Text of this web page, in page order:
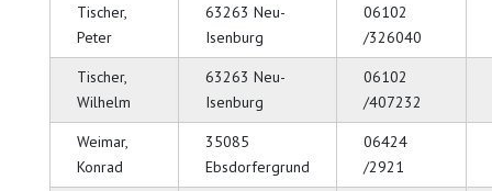
Tischer,
Peter
63263 Neu-
Isenburg
06102
/326040
Tischer,
Wilhelm
63263 Neu-
Isenburg
06102
/407232
Weimar,
Konrad
35085
Ebsdorfergrund
06424
/2921